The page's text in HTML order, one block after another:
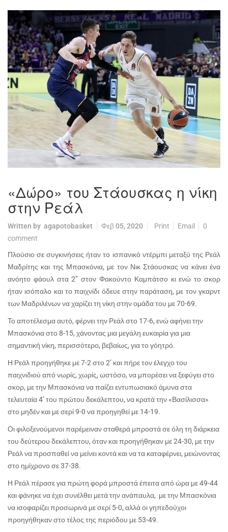
«Δώρο» του Στάουσκας η νίκη
στην Ρεάλ
Written by agapotobasket Φεβ 05, 2020 Print Email
0
comment
Πλούσιο σε συγκινήσεις ήταν το ισπανικό ντέρμπι μεταξύ της Ρεάλ
Μαδρίτης και της Μπασκόνια, με τον Νικ Στάουσκας να κάνει ένα
ανόητο φάουλ στα 2’’ στον Φακούντο Καμπάτσο κι ενώ το σκορ
ήταν ισόπαλο και το παιχνίδι όδευε στην παράταση, με τον γκαρντ
των Μαδριλένων να χαρίζει τη νίκη στην ομάδα του με 70-69.
Το αποτέλεσμα αυτό, φέρνει την Ρεάλ στο 17-6, ενώ αφήνει την
Μπασκόνια στο 8-15, χάνοντας μια μεγάλη ευκαιρία για μια
σημαντική νίκη, περισσότερο, βεβαίως, για το γόητρό.
Η Ρεάλ προηγήθηκε με 7-2 στο 2’ και πήρε τον έλεγχο του
παιχνιδιού από νωρίς, χωρίς, ωστόσο, να μπορέσει να ξεφύγει στο
σκορ, με την Μπασκόνια να παίζει εντυπωσιακό άμυνα στα
τελευταία 4’ του πρώτου δεκάλεπτου, να κρατά την «Βασίλισσα»
στο μηδέν και με σερί 9-0 να προηγηθεί με 14-19.
Οι φιλοξενούμενοι παρέμειναν σταθερά μπροστά σε όλη τη διάρκεια
του δεύτερου δεκάλεπτου, όταν και προηγήθηκαν με 24-30, με την
Ρεάλ να προσπαθεί να μείνει κοντά και να τα καταφέρνει, μειώνοντας
στο ημίχρονο σε 37-38.
Η Ρεάλ πέρασε για πρώτη φορά μπροστά έπειτα από ώρα με 49-44
και φάνηκε να έχει συνέλθει μετά την ανάπαυλα, με την Μπασκόνια
να ισοφαρίζει προσωρινά με σερί 5-0, αλλά οι γηπεδούχοι
προηγήθηκαν στο τέλος της περιόδου με 53-49.